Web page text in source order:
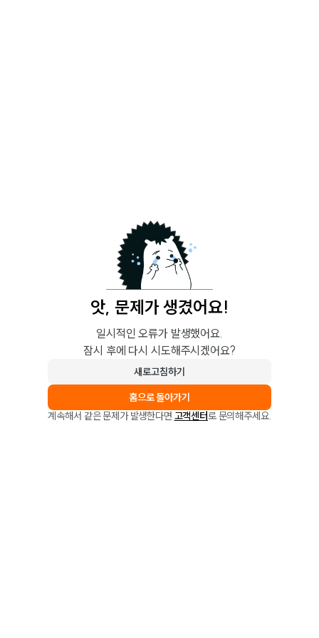
앗, 문제가 생겼어요!
일시적인 오류가 발생했어요.
잠시 후에 다시 시도해주시겠어요?
새로고침하기
홈으로 돌아가기
계속해서 같은 문제가 발생한다면 고객센터로 문의해주세요.